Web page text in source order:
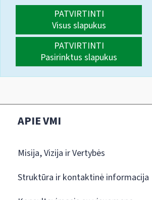
PATVIRTINTI
Visus slapukus
PATVIRTINTI
Pasirinktus slapukus
APIE VMI
Misija, Vizija ir Vertybės
Struktūra ir kontaktinė informacija